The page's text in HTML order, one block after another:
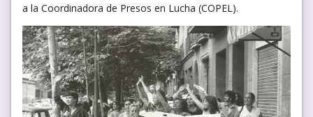
a la Coordinadora de Presos en Lucha (COPEL).